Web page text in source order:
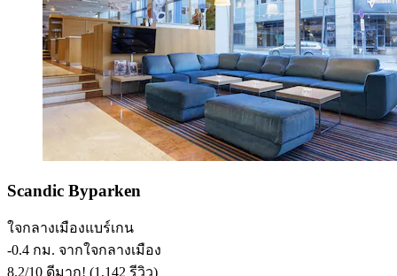
Scandic Byparken
ใจกลางเมืองแบร์เกน
‐0.4 กม. จากใจกลางเมือง
8.2/10 ดีมาก! (1,142 รีวิว)